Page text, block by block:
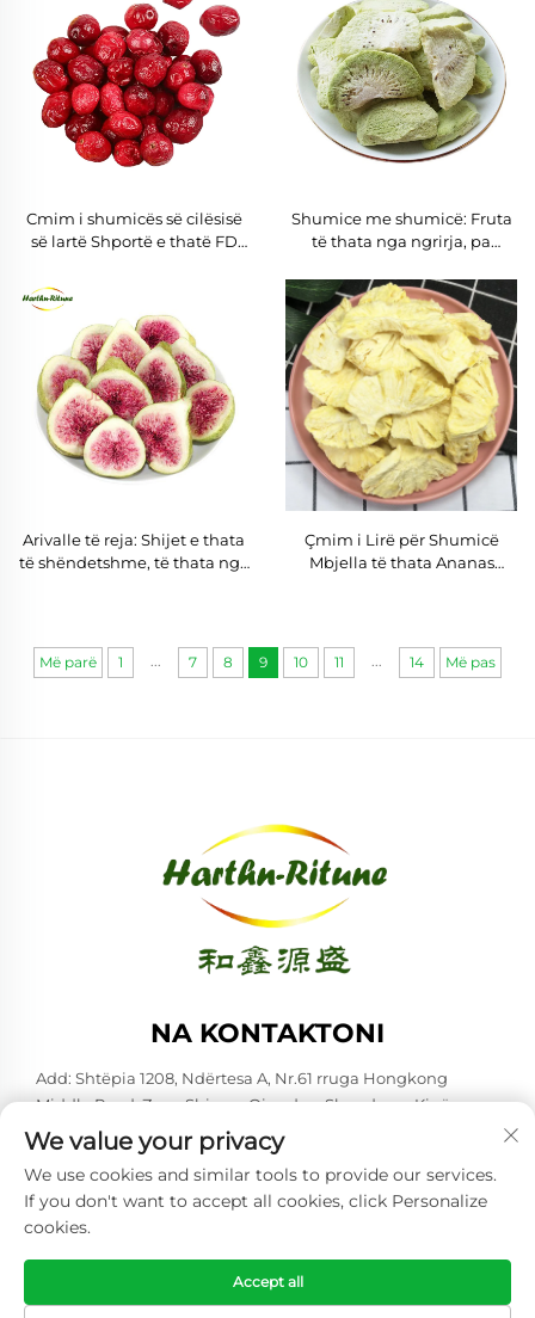
Cmim i shumicës së cilësisë
së lartë Shportë e thatë FD
Shumice me shumicë: Fruta
të thata nga ngrirja, pa
ngrirja, fruta kiwi
Arivalle të reja: Shijet e thata
të shëndetshme, të thata nga
Çmim i Lirë për Shumicë
Mbjella të thata Ananas
Më parë 1 ... 7 8 9 10 11 ... 14 Më pas
NA KONTAKTONI
Add: Shtëpia 1208, Ndërtesa A, Nr.61 rruga Hongkong
Middle Road, Zona Shinan, Qingdao, Shandong, Kinë
Tel:+86-53285879528
E-mail:[email protected]
Copyright © 2026 Qingdao Harthn-ritune Corp., Ltd. Të gjitha të
drejtat rezervohen. -Politika e Privatësisë
We value your privacy
We use cookies and similar tools to provide our services.
If you don't want to accept all cookies, click Personalize
cookies.
Accept all